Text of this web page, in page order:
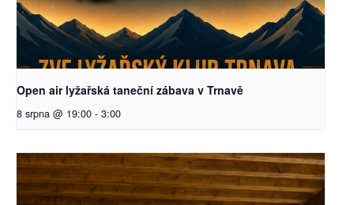
Open air lyžařská taneční zábava v Trnavě
8 srpna @ 19:00 - 3:00